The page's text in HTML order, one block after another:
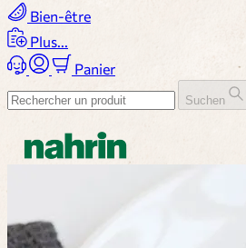
Bien-être
Plus...
Panier
Suchen